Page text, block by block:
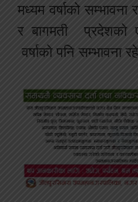
मध्यम वर्षाको
र बागमती प्रदेशको
वर्षाको पनि सम्भावना